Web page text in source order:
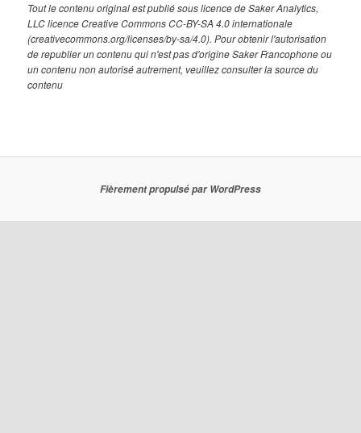
Tout le contenu original est publié sous licence de Saker Analytics,
LLC licence Creative Commons CC-BY-SA 4.0 internationale
(creativecommons.org/licenses/by-sa/4.0). Pour obtenir l'autorisation
de republier un contenu qui n'est pas d'origine Saker Francophone ou
un contenu non autorisé autrement, veuillez consulter la source du
contenu
Fièrement propulsé par WordPress